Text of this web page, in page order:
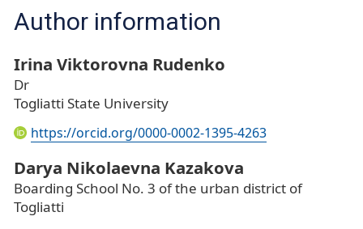
Author information
Irina Viktorovna Rudenko
Dr
Togliatti State University
https://orcid.org/0000-0002-1395-4263
Darya Nikolaevna Kazakova
Boarding School No. 3 of the urban district of
Togliatti